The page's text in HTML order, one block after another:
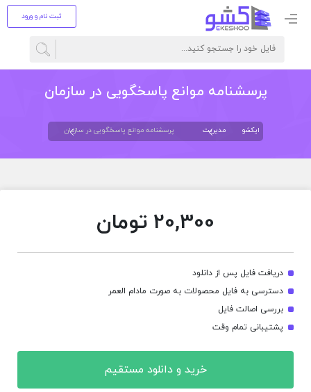
ثبت نام و ورود
پرسشنامه موانع پاسخگویی در سازمان
ایکشو مدیریت پرسشنامه موانع پاسخگویی در سازمان
20,300 تومان
دریافت فایل پس از دانلود
دسترسی به فایل محصولات به صورت مادام العمر
بررسی اصالت فایل
پشتیبانی تمام وقت
خرید و دانلود مستقیم